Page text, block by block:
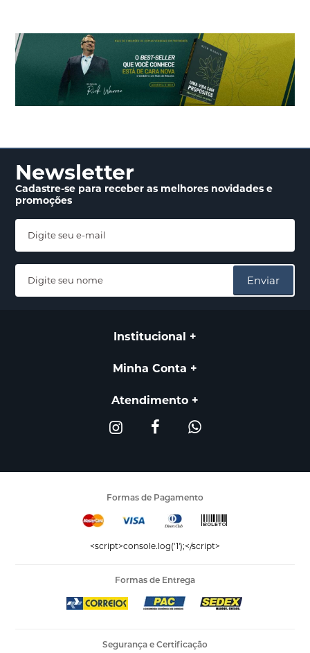
Newsletter
Cadastre-se para receberas melhores novidadese
promoções
Enviar
Institucional
Minha Conta
Atendimento
Formas de Pagamento
<script>console.log('1');</script>
Formas de Entrega
Segurança e Certificação